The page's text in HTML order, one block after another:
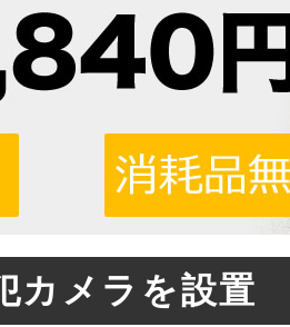
カメラを設置